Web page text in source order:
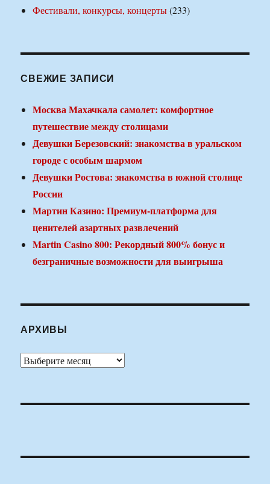
Фестивали, конкурсы, концерты(233)
СВЕЖИЕ ЗАПИСИ
Москва Махачкала самолет: комфортное
путешествие между столицами
Девушки Березовский: знакомства в уральском
городе с особым шармом
Девушки Ростова: знакомства в южной столице
России
Мартин Казино: Премиум-платформа для
ценителей азартных развлечений
Martin Casino 800: Рекордный 800% бонус и
безграничные возможности для выигрыша
АРХИВЫ
Архивы